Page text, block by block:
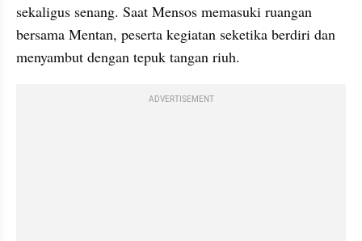
sekaligus senang. Saat Mensos memasuki ruangan
bersama Mentan, peserta kegiatan seketika berdiri dan
menyambut dengan tepuk tangan riuh.
ADVERTISEMENT